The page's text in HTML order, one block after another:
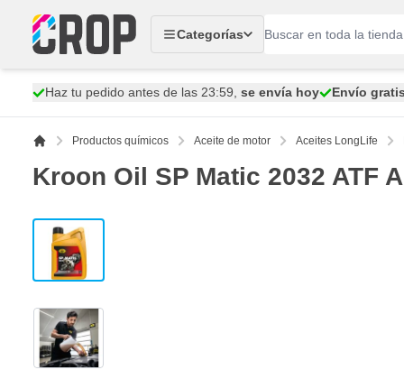
Categorías
Haz tu pedido antes de las 23:59, se envía hoy Envío gratis
Productos químicos Aceite de motor Aceites LongLife
Kroon Oil SP Matic 2032 ATF
View larger image
View larger image